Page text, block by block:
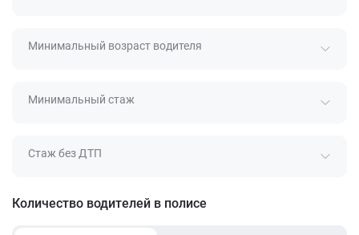
Минимальный возраст водителя
Минимальный стаж
Стаж без ДТП
Количество водителей в полисе